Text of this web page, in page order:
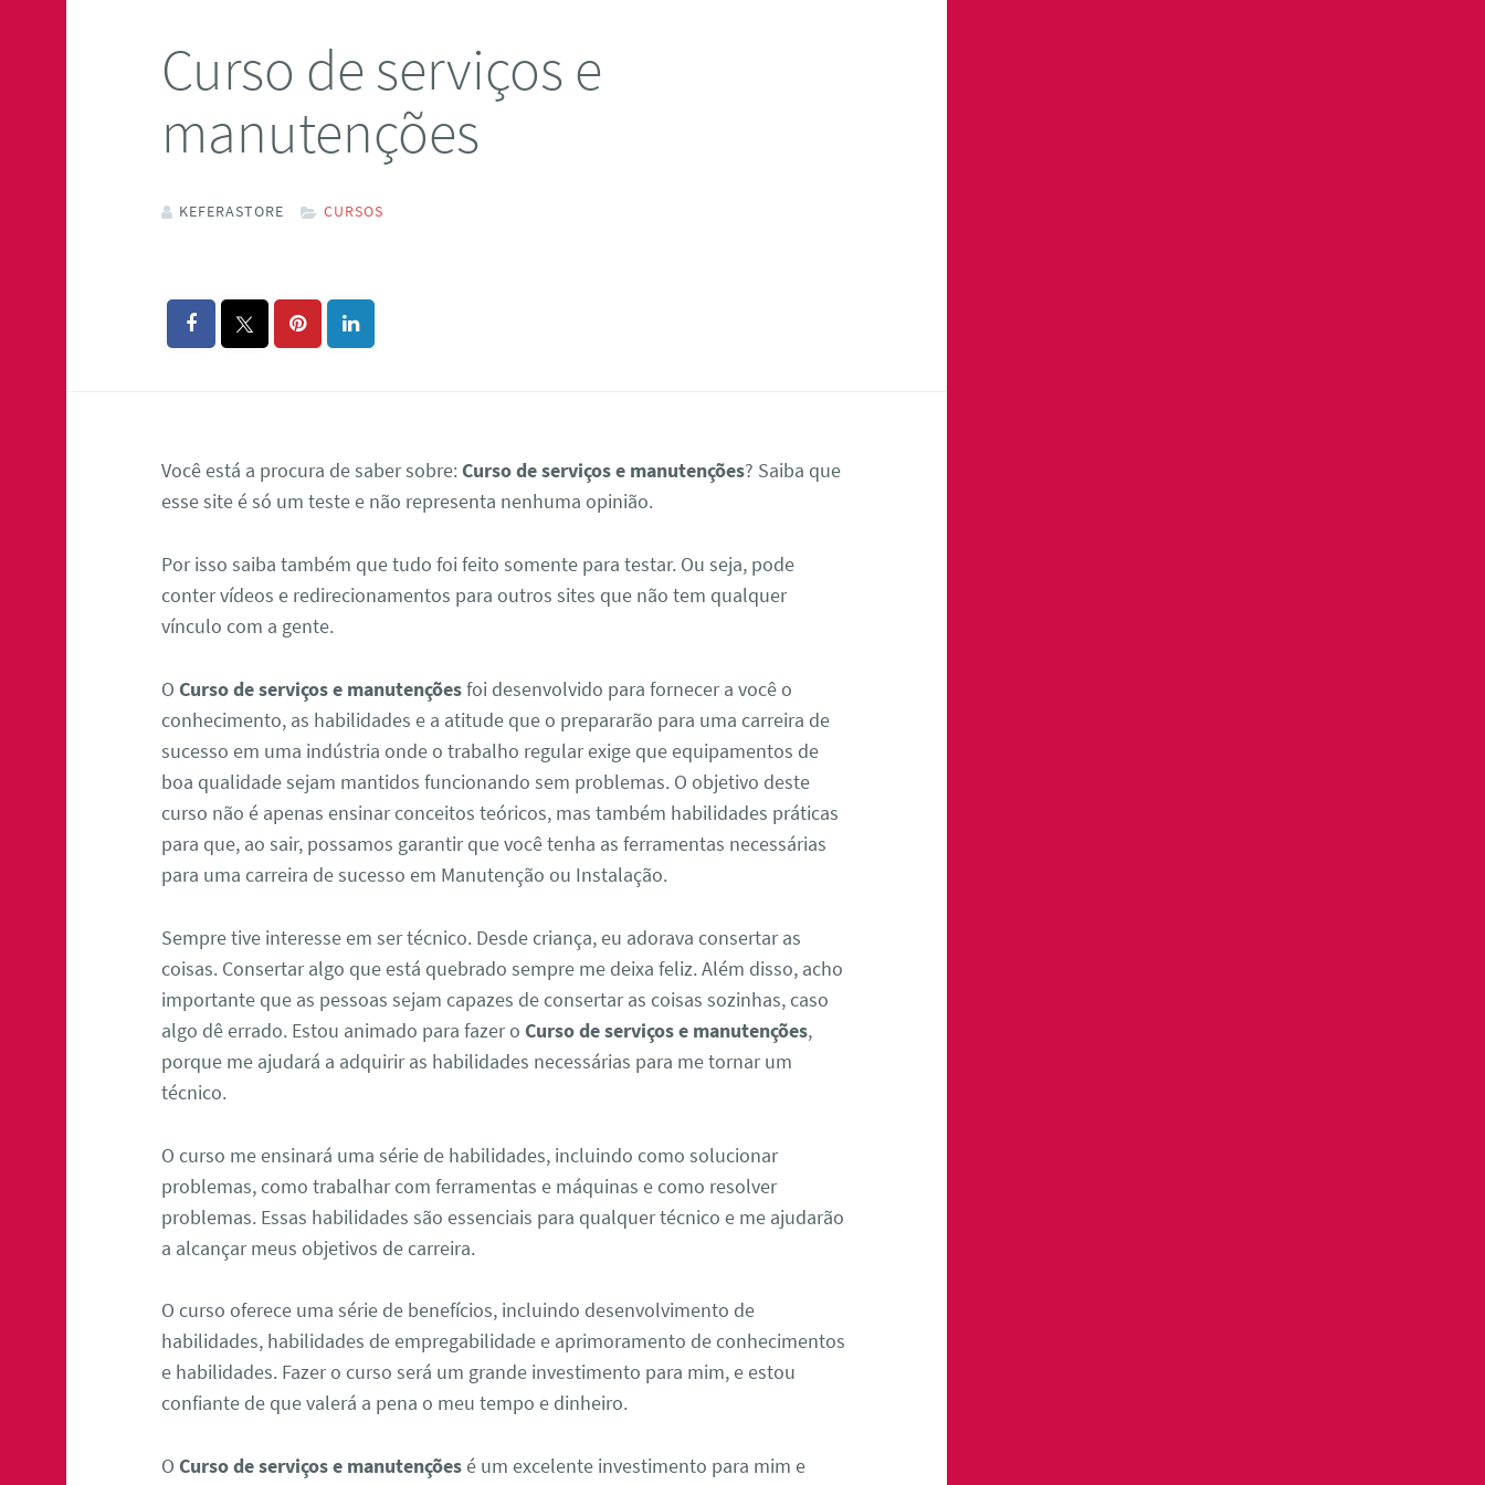
Curso de serviços e
manutenções
KEFERASTORE CURSOS
Você está a procura de saber sobre:Curso de serviços e manutenções? Saiba que
esse site é só um teste e não representa nenhuma opinião.
Por isso saiba também que tudo foi feito somente para testar. Ou seja, pode
conter vídeos e redirecionamentos para outros sites que não tem qualquer
vínculo com a gente.
OCurso de serviços e manutençõesfoi desenvolvido para fornecer a você o
conhecimento, as habilidades e a atitude que o prepararão para uma carreira de
sucesso em uma indústria onde o trabalho regular exige que equipamentos de
boa qualidade sejam mantidos funcionando sem problemas. O objetivo deste
curso não é apenas ensinar conceitos teóricos, mas também habilidades práticas
para que, ao sair, possamos garantir que você tenha as ferramentas necessárias
para uma carreira de sucesso em Manutenção ou Instalação.
Sempre tive interesse em ser técnico. Desde criança, eu adorava consertar as
coisas. Consertar algo que está quebrado sempre me deixa feliz. Além disso, acho
importante que as pessoas sejam capazes de consertar as coisas sozinhas, caso
algo dê errado. Estou animado para fazer oCurso de serviços e manutenções,
porque me ajudará a adquirir as habilidades necessárias para me tornar um
técnico.
O curso me ensinará uma série de habilidades, incluindo como solucionar
problemas, como trabalhar com ferramentas e máquinas e como resolver
problemas. Essas habilidades são essenciais para qualquer técnico e me ajudarão
a alcançar meus objetivos de carreira.
O curso oferece uma série de benefícios, incluindo desenvolvimento de
habilidades, habilidades de empregabilidade e aprimoramento de conhecimentos
e habilidades. Fazer o curso será um grande investimento para mim, e estou
confiante de que valerá a pena o meu tempo e dinheiro.
OCurso de serviços e manutençõesé um excelente investimento para mim e